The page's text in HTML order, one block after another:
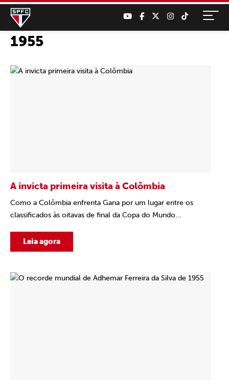
1955
A invicta primeira visita à Colômbia
Como a Colômbia enfrenta Gana por um lugar entre os
classificados às oitavas de final da Copa do Mundo...
Leia agora